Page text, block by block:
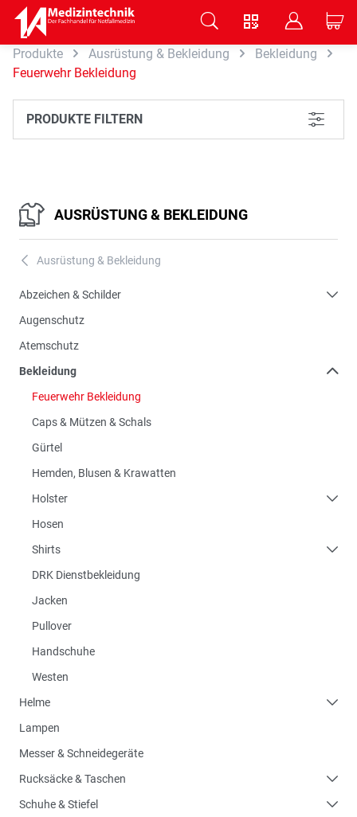
Zum Hauptinhalt springen
V B C
Produkte Ausrüstung & Bekleidung
Bekleidung
Feuerwehr Bekleidung
PRODUKTE FILTERN L
AUSRÜSTUNG & BEKLEIDUNG
A Ausrüstung & Bekleidung
Abzeichen & Schilder
Augenschutz
Atemschutz
Bekleidung
Feuerwehr Bekleidung
Caps & Mützen & Schals
Gürtel
Hemden, Blusen & Krawatten
Holster
Hosen
Shirts
DRK Dienstbekleidung
Jacken
Pullover
Handschuhe
Westen
Helme
Lampen
Messer & Schneidegeräte
Rucksäcke & Taschen
Schuhe & Stiefel